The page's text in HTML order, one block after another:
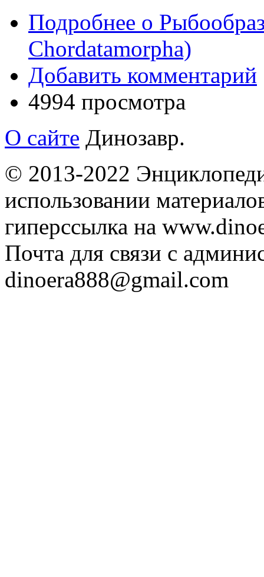
Подробнее о
Chordatamorpha)
Добавить комментарий
4994 просмотра
О сайте Динозавр.
© 2013-2022
использовании
гиперссылка на
Почта для связи с
dinoera888@gmail.com